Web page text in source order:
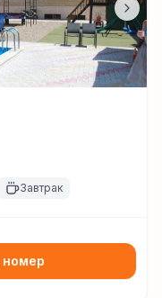
Завтрак
номер